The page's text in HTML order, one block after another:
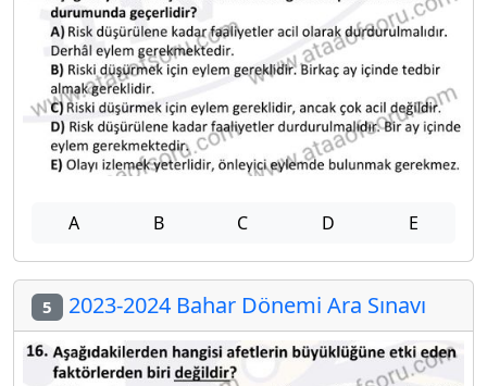
A B C D E
5 2023-2024 Bahar Dönemi Ara Sınavı